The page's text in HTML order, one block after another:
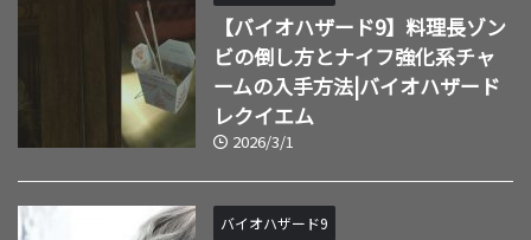
【バイオハザード9】料理長ゾン
ビの倒し方とナイフ強化系チャ
ームの入手方法|バイオハザード
レクイエム
2026/3/1
バイオハザード9